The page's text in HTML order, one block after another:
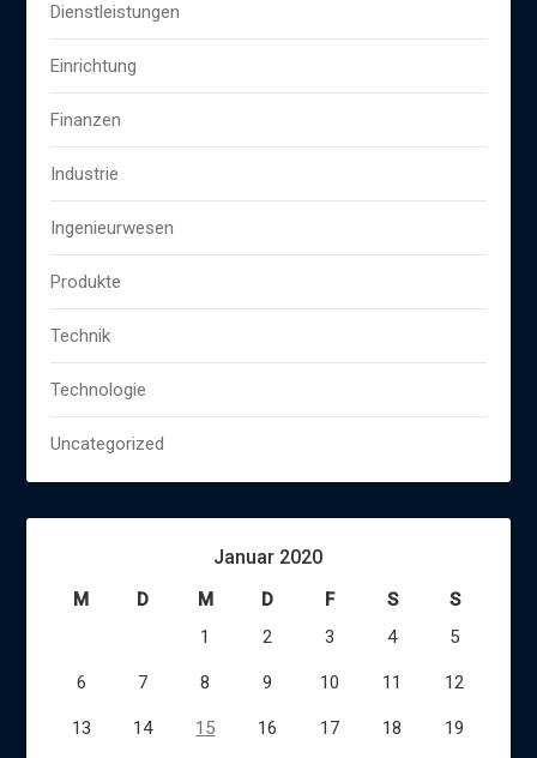
Dienstleistungen
Einrichtung
Finanzen
Industrie
Ingenieurwesen
Produkte
Technik
Technologie
Uncategorized
Januar 2020
M D M D F S
S
1
2 3 4 5
6 7 8 9 10 11 12
13 14 15 16 17 18 19